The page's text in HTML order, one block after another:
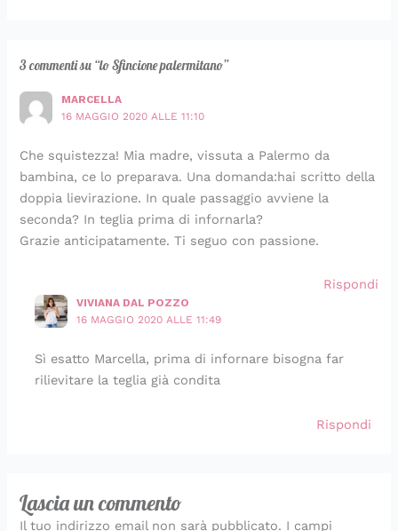
3 commenti su “lo Sfincione palermitano”
MARCELLA
16 MAGGIO 2020 ALLE 11:10
Che squistezza! Mia madre, vissuta a Palermo da
bambina, ce lo preparava. Una domanda:hai scritto della
doppia lievirazione. In quale passaggio avviene la
seconda? In teglia prima di infornarla?
Grazie anticipatamente. Ti seguo con passione.
Rispondi
VIVIANA DAL POZZO
16 MAGGIO 2020 ALLE 11:49
Sì esatto Marcella, prima di infornare bisogna far
rilievitare la teglia già condita
Rispondi
Lascia un commento
Il tuo indirizzo email non sarà pubblicato. I campi